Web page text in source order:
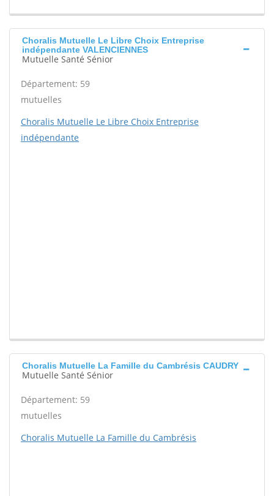
Choralis Mutuelle Le Libre Choix Entreprise
indépendante VALENCIENNES
Mutuelle Santé Sénior
Département: 59
mutuelles
Choralis Mutuelle Le Libre Choix Entreprise
indépendante
Choralis Mutuelle La Famille du Cambrésis CAUDRY
Mutuelle Santé Sénior
Département: 59
mutuelles
Choralis Mutuelle La Famille du Cambrésis